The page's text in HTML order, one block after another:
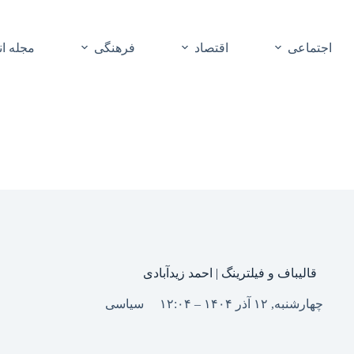
اجتماعی اقتصاد فرهنگی مجله
قالیباف و فیلترینگ | احمد زیدآبادی
چهارشنبه, ۱۲ آذر ۱۴۰۴ – ۱۲:۰۴ سیاسی